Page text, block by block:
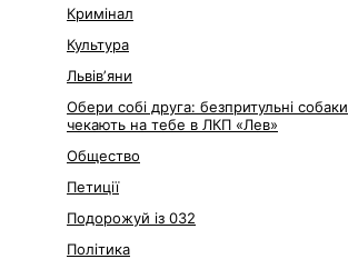
Кримінал
Культура
Львівʼяни
Обери собі друга: безпритульні собаки
чекають на тебе в ЛКП «Лев»
Общество
Петиції
Подорожуй із 032
Політика